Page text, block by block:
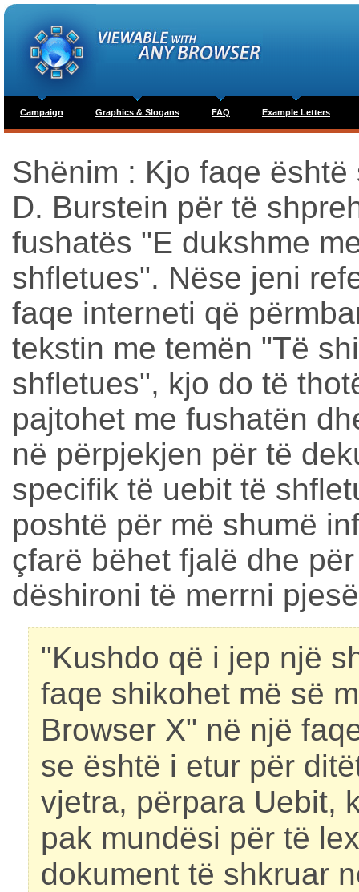
Campaign Graphics & Slogans FAQ Example Letters
Shënim : Kjo faqe
D. Burstein për të
fushatës "E dukshme
shfletues". Nëse jeni
faqe interneti që
tekstin me temën "Të
shfletues", kjo do të
pajtohet me fushatën
në përpjekjen për të
specifik të uebit të
poshtë për më shumë
çfarë bëhet fjalë dhe
dëshironi të merrni
"Kushdo që i jep një
faqe shikohet më së
Browser X" në një
se është i etur për
vjetra, përpara Uebit,
pak mundësi për të
dokument të shkruar